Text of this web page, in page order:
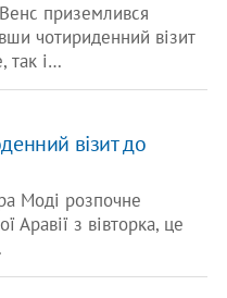
приземлився
чотириденний візит
так і…
візит до
Моді розпочне
Аравії з вівторка, це